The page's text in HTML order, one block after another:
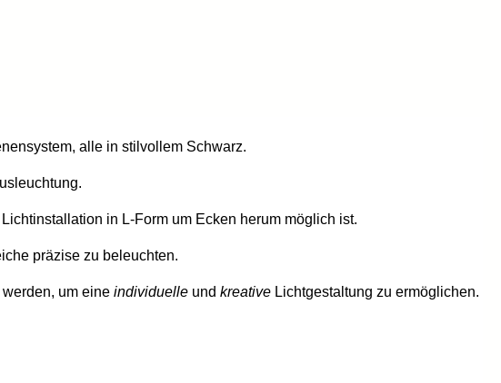
alle in stilvollem Schwarz.
Lichtinstallation in L-Form um Ecken herum möglich ist.
präzise zu beleuchten.
um eine individuelle und kreative Lichtgestaltung zu ermöglichen.